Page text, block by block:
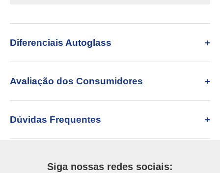
Diferenciais Autoglass
Avaliação dos Consumidores
Dúvidas Frequentes
Siga nossas redes sociais: